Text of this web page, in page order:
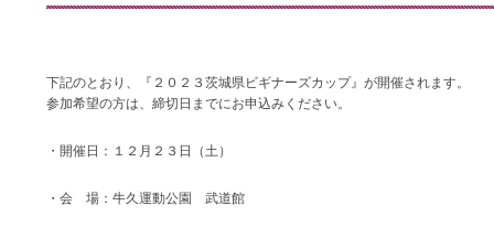
下記のとおり、『２０２３茨城県ビギナーズカップ』が開催されます。
参加希望の方は、締切日までにお申込みください。
・開催日：１２月２３日（土）
・会 場：牛久運動公園 武道館